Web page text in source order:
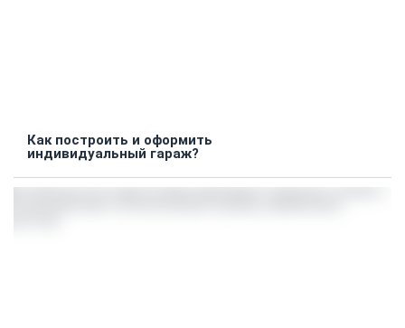
Как построить и оформить
индивидуальный гараж?